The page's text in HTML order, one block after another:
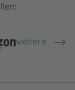
weitere
Shops anzeigen